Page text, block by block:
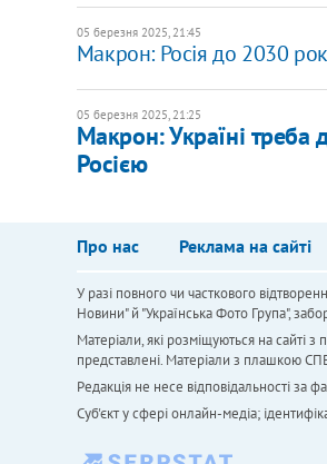
05 березня 2025, 21:45
Макрон: Росія до 2030
05 березня 2025, 21:25
Макрон: Україні треба
Росією
Про нас Реклама на сайті
У разі повного чи часткового
Новини" й "Українська Фото Група",
Матеріали, які розміщуються на сайті
представлені. Матеріали з плашкою
Редакція не несе відповідальності за
Cуб'єкт у сфері онлайн-медіа;